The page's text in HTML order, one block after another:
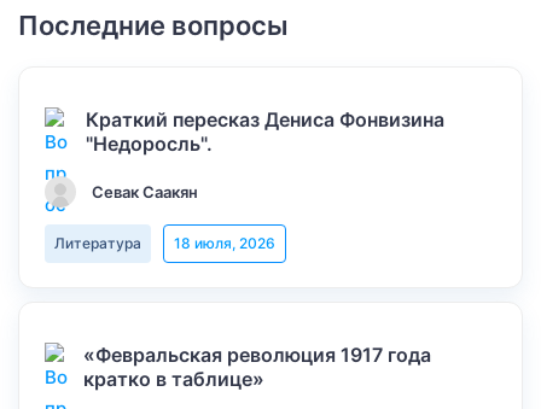
Последние вопросы
Краткий пересказ Дениса Фонвизина
"Недоросль".
Севак Саакян
Литература 18 июля, 2026
«Февральская революция 1917 года
кратко в таблице»